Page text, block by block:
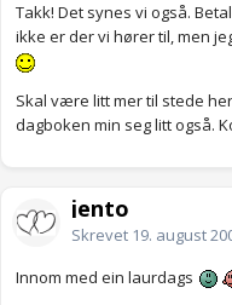
Takk! Det synes vi også.
ikke er der vi hører til, men
Skal være litt mer til stede
dagboken min seg litt også.
jento
Skrevet 19. august
Innom med ein laurdags